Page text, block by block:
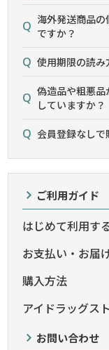
海外発送商品
ですか？
使用期限の読み
偽造品や粗悪品
していますか？
会員登録なしで
ご利用ガイド
はじめて利用す
お支払い・お届
購入方法
アイドラッグス
お問い合わせ